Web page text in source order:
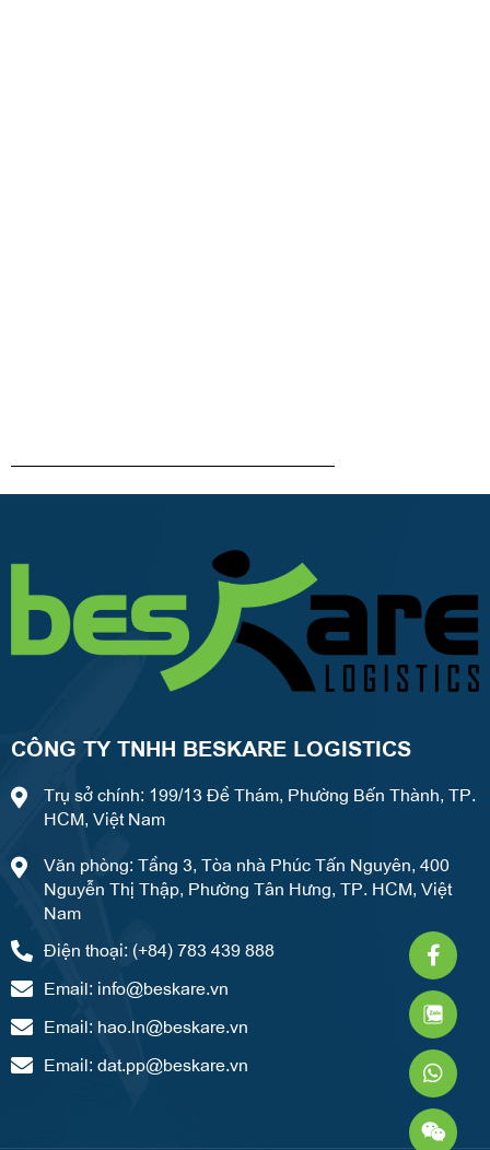
f
CÔNG TY TNHH BESKARE LOGISTICS
Trụ sở chính: 199/13 Đề Thám, Phường Bến Thành, TP.
HCM, Việt Nam
Văn phòng: Tầng 3, Tòa nhà Phúc Tấn Nguyên, 400
Nguyễn Thị Thập, Phường Tân Hưng, TP. HCM, Việt
Nam
Điện thoại: (+84) 783 439 888
Email: info@beskare.vn
Email: hao.ln@beskare.vn
Email: dat.pp@beskare.vn